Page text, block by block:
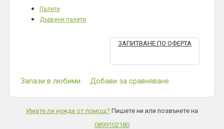
Палети
Дървени палети
ЗАПИТВАНЕ ПО ОФЕРТА
Запази в любими Добави за сравняване
Имате ли нужда от помощ? Пишете ни или позвънете на
0899102180